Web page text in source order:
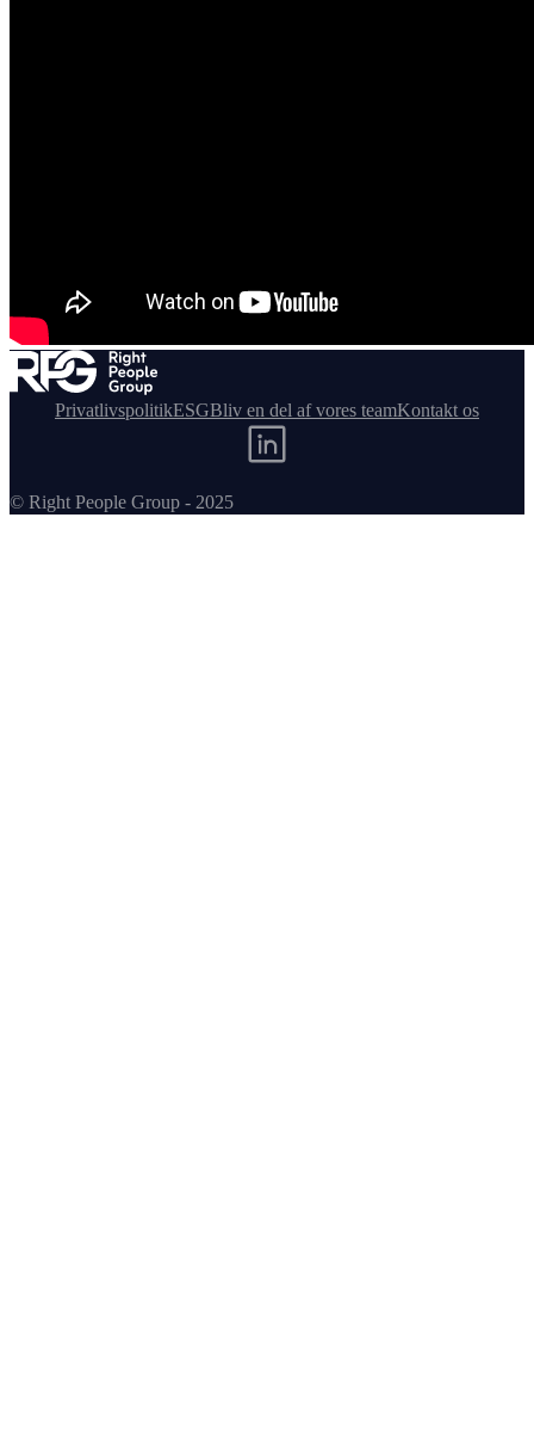
PrivatlivspolitikESGBliv en del af vores teamKontakt os
© Right People Group - 2025